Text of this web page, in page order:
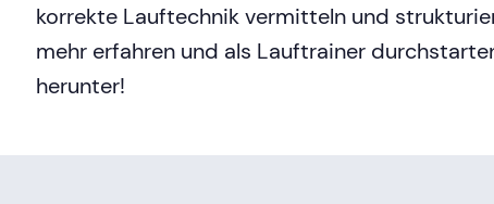
korrekte Lauftechnik vermitteln und
mehr erfahren und als Lauftrainer
herunter!